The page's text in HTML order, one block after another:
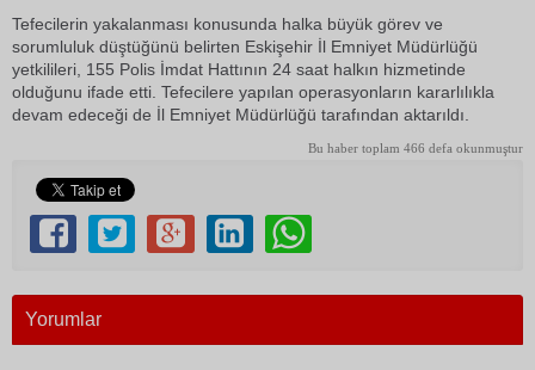
Tefecilerin yakalanması konusunda halka büyük görev ve
sorumluluk düştüğünü belirten Eskişehir İl Emniyet Müdürlüğü
yetkilileri, 155 Polis İmdat Hattının 24 saat halkın hizmetinde
olduğunu ifade etti. Tefecilere yapılan operasyonların kararlılıkla
devam edeceği de İl Emniyet Müdürlüğü tarafından aktarıldı.
Bu haber toplam 466 defa okunmuştur
Yorumlar